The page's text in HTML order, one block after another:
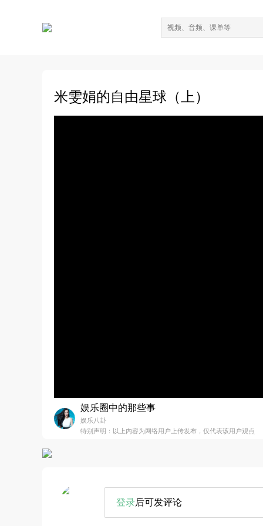
米雯娟的自由星球（上）
娱乐圈中的那些事
娱乐八卦
特别声明：以上内容为网络用户上传发布，仅代表该用户观点
登录后可发评论